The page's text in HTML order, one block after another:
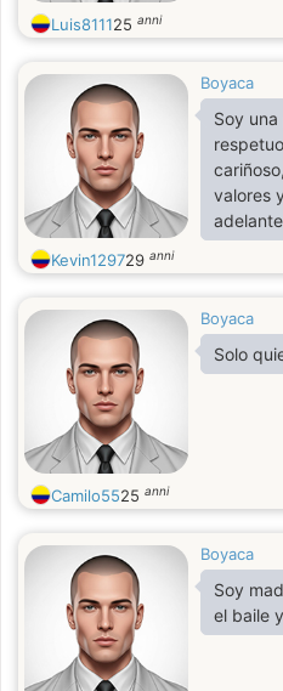
Luis811125 anni
Boyaca
Soy
valores
adelante
Kevin129729 anni
Boyaca
Solo
Camilo5525 anni
Boyaca
Soy
el baile